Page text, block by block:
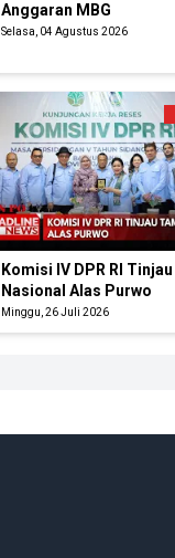
Anggaran MBG
Selasa, 04 Agustus 2026
Komisi IV DPR RI
Nasional Alas Purwo
Minggu, 26 Juli 2026